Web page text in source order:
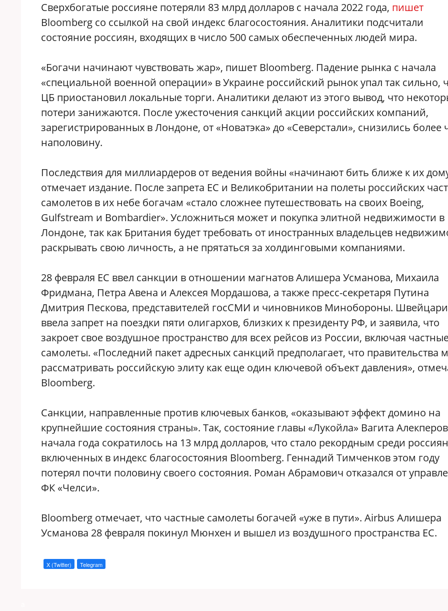
Сверхбогатые россияне потеряли 83 млрд долларов с начала 2022 года, пишет
Bloomberg со ссылкой на свой индекс благосостояния. Аналитики подсчитали
состояние россиян, входящих в число 500 самых обеспеченных людей мира.
«Богачи начинают чувствовать жар», пишет Bloomberg. Падение рынка с начала
«специальной военной операции» в Украине российский рынок упал так сильно,
ЦБ приостановил локальные торги. Аналитики делают из этого вывод, что
потери занижаются. После ужесточения санкций акции российских компаний,
зарегистрированных в Лондоне, от «Новатэка» до «Северстали», снизились более
наполовину.
Последствия для миллиардеров от ведения войны «начинают бить ближе к их
отмечает издание. После запрета ЕС и Великобритании на полеты российских
самолетов в их небе богачам «стало сложнее путешествовать на своих Boeing,
Gulfstream и Bombardier». Усложниться может и покупка элитной недвижимости в
Лондоне, так как Британия будет требовать от иностранных владельцев
раскрывать свою личность, а не прятаться за холдинговыми компаниями.
28 февраля ЕС ввел санкции в отношении магнатов Алишера Усманова, Михаила
Фридмана, Петра Авена и Алексея Мордашова, а также пресс-секретаря Путина
Дмитрия Пескова, представителей госСМИ и чиновников Минобороны.
ввела запрет на поездки пяти олигархов, близких к президенту РФ, и заявила, что
закроет свое воздушное пространство для всех рейсов из России, включая
самолеты. «Последний пакет адресных санкций предполагает, что правительства
рассматривать российскую элиту как еще один ключевой объект давления»,
Bloomberg.
Санкции, направленные против ключевых банков, «оказывают эффект домино на
крупнейшие состояния страны». Так, состояние главы «Лукойла» Вагита
начала года сократилось на 13 млрд долларов, что стало рекордным среди
включенных в индекс благосостояния Bloomberg. Геннадий Тимченков этом году
потерял почти половину своего состояния. Роман Абрамович отказался от
ФК «Челси».
Bloomberg отмечает, что частные самолеты богачей «уже в пути». Airbus Алишера
Усманова 28 февраля покинул Мюнхен и вышел из воздушного пространства ЕС.
X (Twitter) Telegram